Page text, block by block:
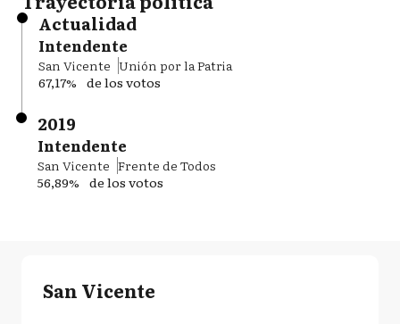
Actualidad
Intendente
San Vicente Unión por la Patria
67,17% de los votos
2019
Intendente
San Vicente Frente de Todos
56,89% de los votos
San Vicente